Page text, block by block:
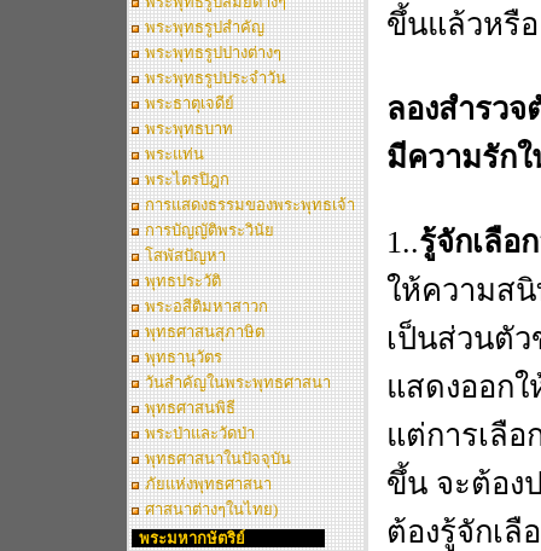
พระพุทธรูปสำคัญ
พระพุทธรูปปางต่างๆ
พระพุทธรูปประจำวัน
พระธาตุเจดีย์
พระพุทธบาท
พระแท่น
พระไตรปิฎก
การแสดงธรรมของพระพุทธเจ้า
การบัญญัติพระวินัย
โสพัสปัญหา
พุทธประวัติ
พระอสีติมหาสาวก
พุทธศาสนสุภาษิต
พุทธานุวัตร
วันสำคัญในพระพุทธศาสนา
พุทธศาสนพิธี
พระป่าและวัดป่า
พุทธศาสนาในปัจจุบัน
ภัยแห่งพุทธศาสนา
ศาสนาต่างๆในไทย)
พระมหากษัตริย์
ขึ้นแล้วหรื
ลองสำรว
มีความรัก
1..รู้จักเลือ
ให้ความส
เป็นส่วนตัว
แสดงออก
แต่การเลือ
ขึ้น จะต้อง
ต้องรู้จักเลื